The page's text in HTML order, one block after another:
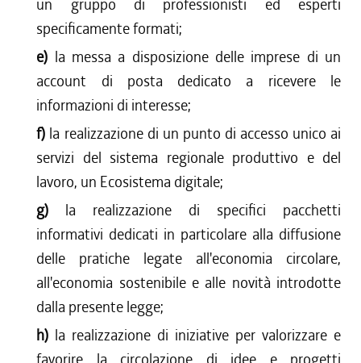
un gruppo di professionisti ed esperti
specificamente formati;
e) la messa a disposizione delle imprese di un
account di posta dedicato a ricevere le
informazioni di interesse;
f) la realizzazione di un punto di accesso unico ai
servizi del sistema regionale produttivo e del
lavoro, un Ecosistema digitale;
g) la realizzazione di specifici pacchetti
informativi dedicati in particolare alla diffusione
delle pratiche legate all'economia circolare,
all'economia sostenibile e alle novità introdotte
dalla presente legge;
h) la realizzazione di iniziative per valorizzare e